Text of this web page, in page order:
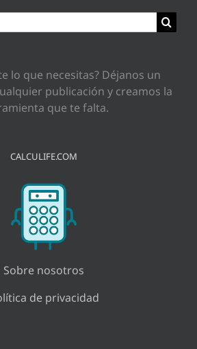
lo que necesitas? Déjanos un
publicación y creamos la
que te falta.
CALCULIFE.COM
Sobre nosotros
de privacidad